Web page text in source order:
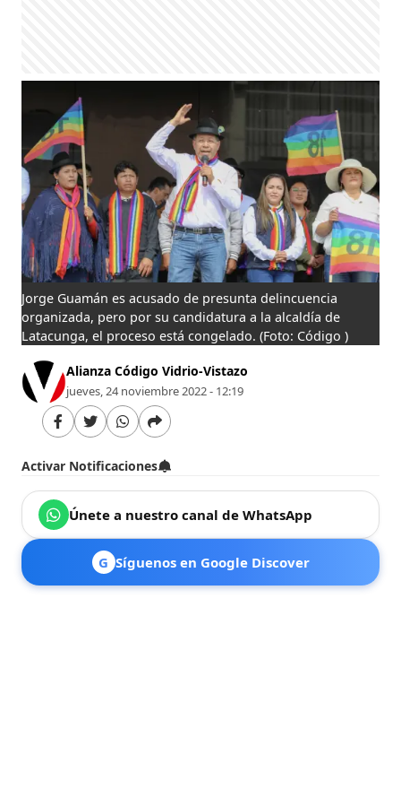
Jorge Guamán es acusado de presunta delincuencia
organizada, pero por su candidatura a la alcaldía de
Latacunga, el proceso está congelado.(Foto: Código )
Alianza Código Vidrio-Vistazo
jueves, 24 noviembre 2022 - 12:19
Activar Notificaciones
Únete a nuestro canal de WhatsApp
G Síguenos en Google Discover